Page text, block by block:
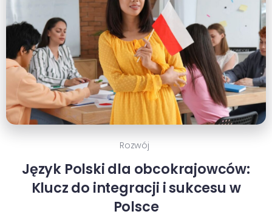
Rozwój
Język Polski dla obcokrajowców:
Klucz do integracji i sukcesu w
Polsce